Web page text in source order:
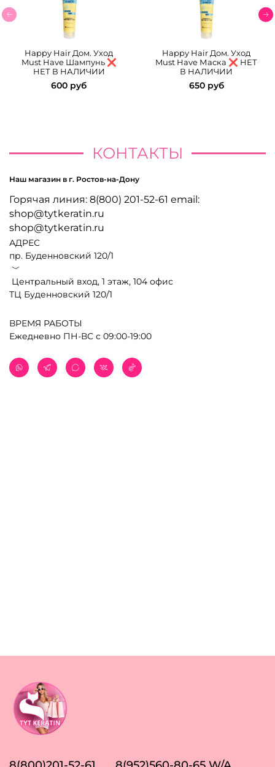
Happy Hair Дом. Уход
Must Have Шампунь ❌
НЕТ В НАЛИЧИИ
600 руб
Happy Hair Дом. Уход
Must Have Маска ❌ НЕТ
В НАЛИЧИИ
650 руб
КОНТАКТЫ
Наш магазин в г. Ростов-на-Дону
Горячая линия: 8(800) 201-52-61 email:
shop@tytkeratin.ru
shop@tytkeratin.ru
АДРЕС
пр. Буденновский 120/1
﹀
Центральный вход, 1 этаж, 104 офис
ТЦ Буденновский 120/1
ВРЕМЯ РАБОТЫ
Ежедневно ПН-ВС с 09:00-19:00